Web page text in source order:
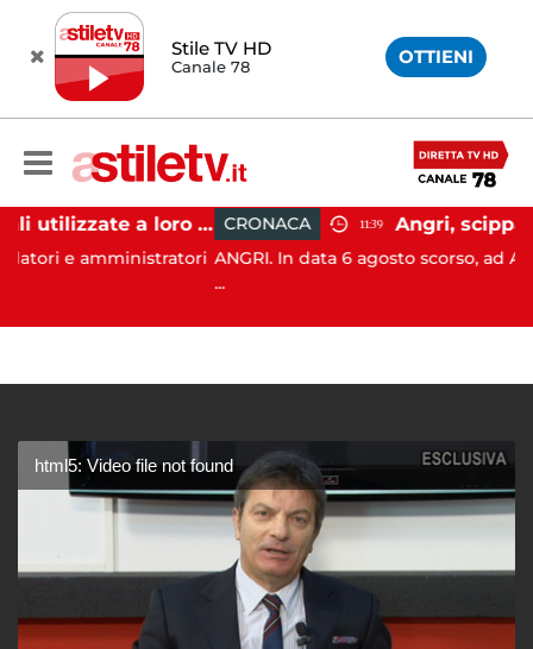
Stile TV HD
Canale 78 OTTIENI
Firme digitali utilizzate a loro insaputa: 9 indagati nel Vallo di Diano CRONACA 11:39
ANGRI. In data 6 agosto scorso, ad Angri (SA), i
html5: Video file not found